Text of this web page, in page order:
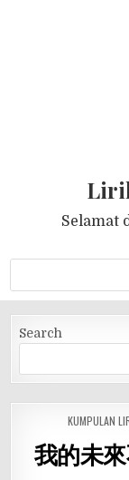
Selamat
Search
POSTED
KUMPULAN
我的未